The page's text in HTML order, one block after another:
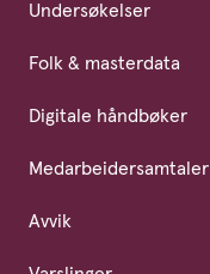
Undersøkelser
Folk & masterdata
Digitale håndbøker
Medarbeidersamtaler
Avvik